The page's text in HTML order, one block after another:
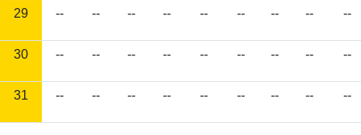
29 -- -- -- -- -- -- -- -- --
30 -- -- -- -- -- -- -- -- --
31 -- -- -- -- -- -- -- -- --